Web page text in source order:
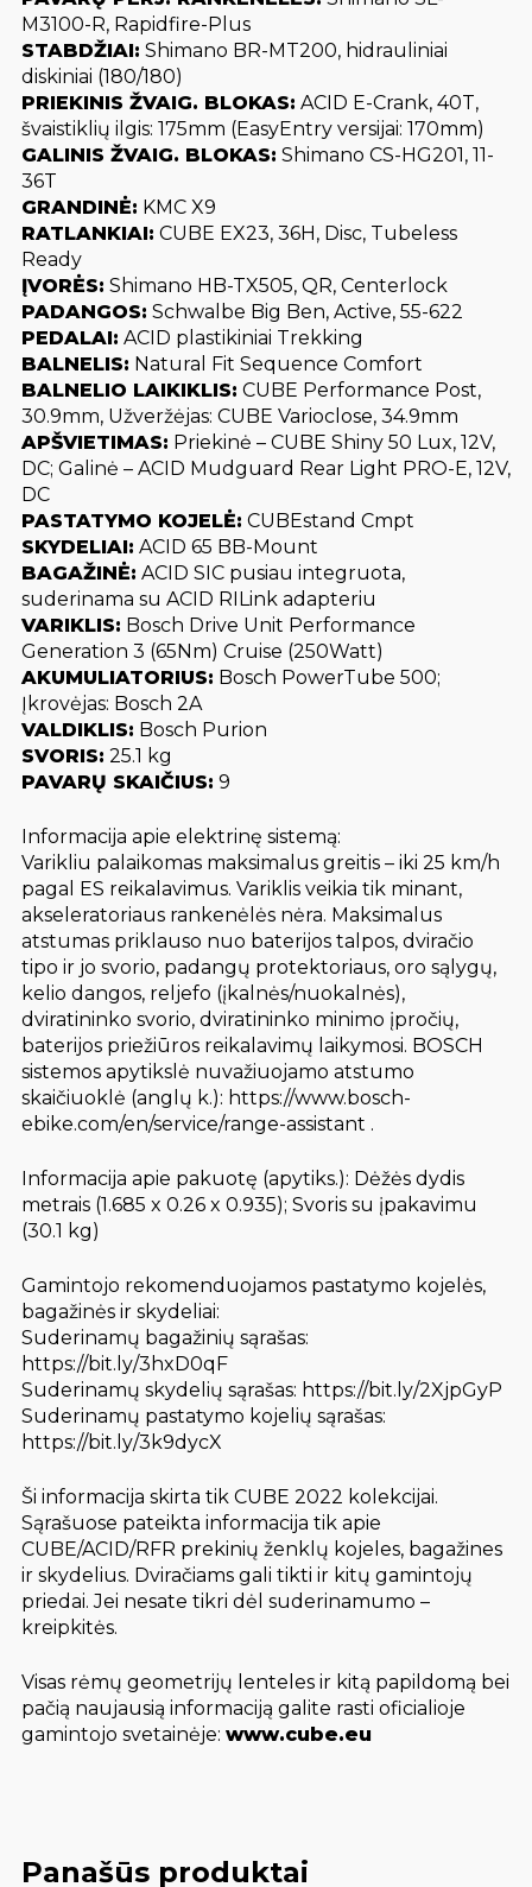
M3100-R, Rapidfire-Plus
STABDŽIAI: Shimano BR-MT200, hidrauliniai
diskiniai (180/180)
PRIEKINIS ŽVAIG. BLOKAS: ACID E-Crank, 40T,
švaistiklių ilgis: 175mm (EasyEntry versijai: 170mm)
GALINIS ŽVAIG. BLOKAS: Shimano CS-HG201, 11-
36T
GRANDINĖ: KMC X9
RATLANKIAI: CUBE EX23, 36H, Disc, Tubeless
Ready
ĮVORĖS: Shimano HB-TX505, QR, Centerlock
PADANGOS: Schwalbe Big Ben, Active, 55-622
PEDALAI: ACID plastikiniai Trekking
BALNELIS: Natural Fit Sequence Comfort
BALNELIO LAIKIKLIS: CUBE Performance Post,
30.9mm, Užveržėjas: CUBE Varioclose, 34.9mm
APŠVIETIMAS: Priekinė – CUBE Shiny 50 Lux, 12V,
DC; Galinė – ACID Mudguard Rear Light PRO-E, 12V,
DC
PASTATYMO KOJELĖ: CUBEstand Cmpt
SKYDELIAI: ACID 65 BB-Mount
BAGAŽINĖ: ACID SIC pusiau integruota,
suderinama su ACID RILink adapteriu
VARIKLIS: Bosch Drive Unit Performance
Generation 3 (65Nm) Cruise (250Watt)
AKUMULIATORIUS: Bosch PowerTube 500;
Įkrovėjas: Bosch 2A
VALDIKLIS: Bosch Purion
SVORIS: 25.1 kg
PAVARŲ SKAIČIUS: 9
Informacija apie elektrinę sistemą:
Varikliu palaikomas maksimalus greitis – iki 25 km/h
pagal ES reikalavimus. Variklis veikia tik minant,
akseleratoriaus rankenėlės nėra. Maksimalus
atstumas priklauso nuo baterijos talpos, dviračio
tipo ir jo svorio, padangų protektoriaus, oro sąlygų,
kelio dangos, reljefo (įkalnės/nuokalnės),
dviratininko svorio, dviratininko minimo įpročių,
baterijos priežiūros reikalavimų laikymosi. BOSCH
sistemos apytikslė nuvažiuojamo atstumo
skaičiuoklė (anglų k.): https://www.bosch-
ebike.com/en/service/range-assistant .
Informacija apie pakuotę (apytiks.): Dėžės dydis
metrais (1.685 x 0.26 x 0.935); Svoris su įpakavimu
(30.1 kg)
Gamintojo rekomenduojamos pastatymo kojelės,
bagažinės ir skydeliai:
Suderinamų bagažinių sąrašas:
https://bit.ly/3hxD0qF
Suderinamų skydelių sąrašas: https://bit.ly/2XjpGyP
Suderinamų pastatymo kojelių sąrašas:
https://bit.ly/3k9dycX
Ši informacija skirta tik CUBE 2022 kolekcijai.
Sąrašuose pateikta informacija tik apie
CUBE/ACID/RFR prekinių ženklų kojeles, bagažines
ir skydelius. Dviračiams gali tikti ir kitų gamintojų
priedai. Jei nesate tikri dėl suderinamumo –
kreipkitės.
Visas rėmų geometrijų lenteles ir kitą papildomą bei
pačią naujausią informaciją galite rasti oficialioje
gamintojo svetainėje: www.cube.eu
Panašūs produktai